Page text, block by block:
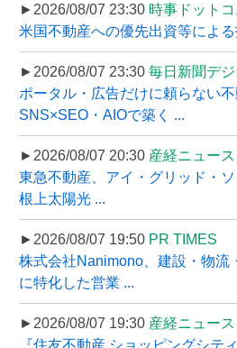
►2026/08/07 23:30 時事ドットコ
米国不動産への優先出資等によ
►2026/08/07 23:30 毎日新聞デ
ポータル・広告だけに頼らない
SNS×SEO・AIOで築く ...
►2026/08/07 20:30 産経ニュース
東急不動産、アイ・グリッド・
根上太陽光 ...
►2026/08/07 19:50 PR TIMES
株式会社Nanimono、建設・物流
に特化した営業 ...
►2026/08/07 19:30 産経ニュース
『住友不動産 ショッピングシテ